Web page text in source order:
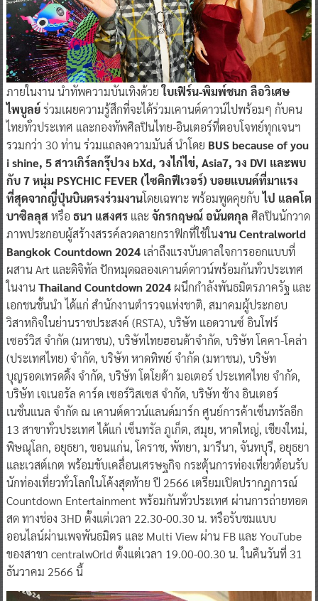
ภายในงาน นำทัพความบันเทิงด้วยใบเฟิร์น-พิมพ์ชนก ลือวิเศษ
ไพบูลย์ร่วมเผยความรู้สึกที่จะได้ร่วมเคานต์ดาวน์ไปพร้อมๆ กับคน
ไทยทั่วประเทศ และกองทัพศิลปินไทย-อินเตอร์ที่ตอบโจทย์ทุกเจนฯ
รวมกว่า 30 ท่าน ร่วมแถลงความมันส์ นำโดย BUS because of you
i shine, 5 สาวเกิร์ลกรุ๊ปวง bXd, วงไก่ไข่, Asia7, วง DVI และพบ
กับ 7 หนุ่ม PSYCHIC FEVER (ไซคิกฟีเวอร์) บอยแบนด์ที่มาแรง
ที่สุดจากญี่ปุ่นบินตรงร่วมงานโดยเฉพาะ พร้อมพูดคุยกับไป แลคโต
บาซิลลุส หรือ ธนา แสงศรและจักรกฤษณ์ อนันตกุล ศิลปินนักวาด
ภาพประกอบผู้สร้างสรรค์ลวดลายกราฟิกที่ใช้ในงาน Centralworld
Bangkok Countdown 2024เล่าถึงแรงบันดาลใจการออกแบบที่
ผสาน Art และดิจิทัล ปักหมุดฉลองเคานต์ดาวน์พร้อมกันทั่วประเทศ
ในงานThailand Countdown 2024ผนึกกำลังพันธมิตรภาครัฐ และ
เอกชนชั้นนำ ได้แก่ สำนักงานตำรวจแห่งชาติ, สมาคมผู้ประกอบ
วิสาหกิจในย่านราชประสงค์ (RSTA), บริษัท แอดวานซ์ อินโฟร์
เซอร์วิส จำกัด (มหาชน), บริษัทไทยฮอนด้าจำกัด, บริษัท โคคา-โคล่า
(ประเทศไทย) จำกัด, บริษัท หาดทิพย์ จำกัด (มหาชน), บริษัท
บุญรอดเทรดดิ้ง จำกัด, บริษัท โตโยต้า มอเตอร์ ประเทศไทย จำกัด,
บริษัท เจเนอรัล คาร์ด เซอร์วิสเซส จํากัด, บริษัท ช้าง อินเตอร์
เนชั่นแนล จำกัด ณ เคานต์ดาวน์แลนด์มาร์ก ศูนย์การค้าเซ็นทรัลอีก
13 สาขาทั่วประเทศ ได้แก่ เซ็นทรัล ภูเก็ต, สมุย, หาดใหญ่, เชียงใหม่,
พิษณุโลก, อยุธยา, ขอนแก่น, โคราช, พัทยา, มารีนา, จันทบุรี, อยุธยา
และเวสต์เกต พร้อมขับเคลื่อนเศรษฐกิจ กระตุ้นการท่องเที่ยวต้อนรับ
นักท่องเที่ยวทั่วโลกในโค้งสุดท้าย ปี 2566 เตรียมเปิดปรากฎการณ์
Countdown Entertainment พร้อมกันทั่วประเทศ ผ่านการถ่ายทอด
สด ทางช่อง 3HD ตั้งแต่เวลา 22.30-00.30 น. หรือรับชมแบบ
ออนไลน์ผ่านเพจพันธมิตร และ Multi View ผ่าน FB และ YouTube
ของสาขา centralwOrld ตั้งแต่เวลา 19.00-00.30 น. ในคืนวันที่ 31
ธันวาคม 2566 นี้